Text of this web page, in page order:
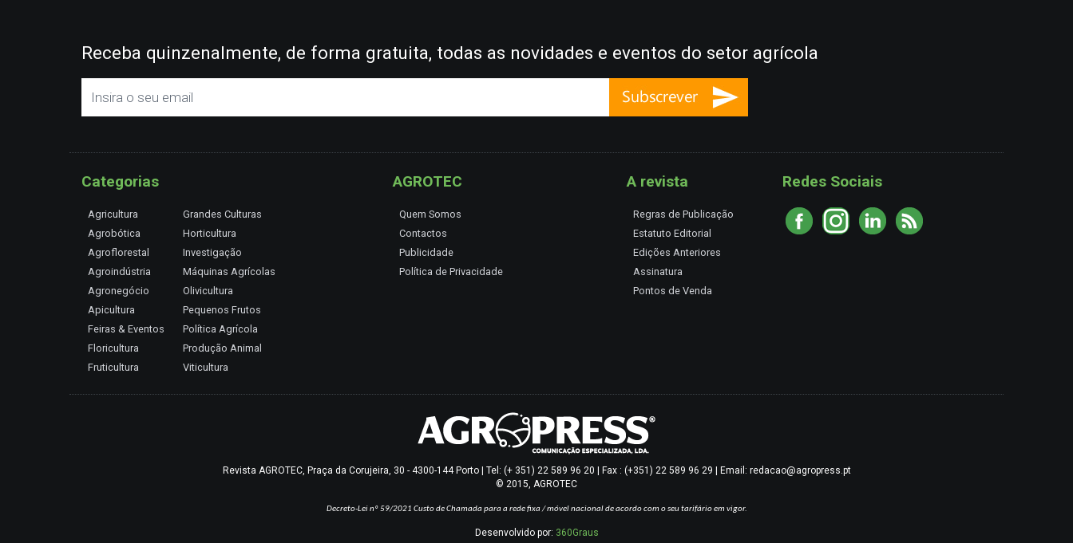
Receba quinzenalmente, de forma gratuita, todas as novidades e eventos do setor agrícola
Categorias
Agricultura
Agrobótica
Agroflorestal
Agroindústria
Agronegócio
Apicultura
Feiras & Eventos
Floricultura
Fruticultura
Grandes Culturas
Horticultura
Investigação
Máquinas Agrícolas
Olivicultura
Pequenos Frutos
Política Agrícola
Produção Animal
Viticultura
AGROTEC
Quem Somos
Contactos
Publicidade
Política de Privacidade
A revista
Regras de Publicação
Estatuto Editorial
Edições Anteriores
Assinatura
Pontos de Venda
Redes Sociais
Revista AGROTEC, Praça da Corujeira, 30 - 4300-144 Porto | Tel: (+ 351) 22 589 96 20 | Fax : (+351) 22 589 96 29 | Email: redacao@agropress.pt
© 2015, AGROTEC
Decreto-Lei nº 59/2021 Custo de Chamada para a rede fixa / móvel nacional de acordo com o seu tarifário em vigor.
Desenvolvido por: 360Graus